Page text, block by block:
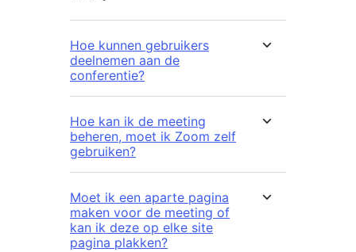
Hoe kunnen gebruikers
deelnemen aan de
conferentie?
Hoe kan ik de meeting
beheren, moet ik Zoom zelf
gebruiken?
Moet ik een aparte pagina
maken voor de meeting of
kan ik deze op elke site
pagina plakken?